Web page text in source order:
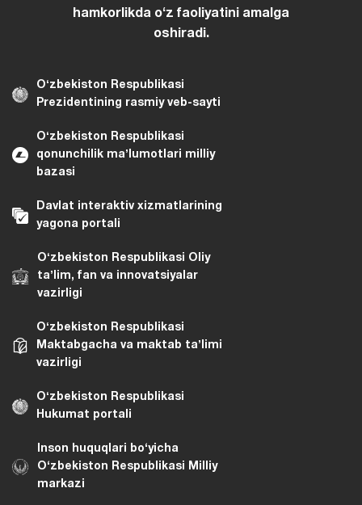
hamkorlikda oʻz faoliyatini amalga
oshiradi.
Oʻzbekiston Respublikasi
Prezidentining rasmiy veb-sayti
Oʻzbekiston Respublikasi
qonunchilik maʼlumotlari milliy
bazasi
Davlat interaktiv xizmatlarining
yagona portali
Oʻzbekiston Respublikasi Oliy
taʼlim, fan va innovatsiyalar
vazirligi
Oʻzbekiston Respublikasi
Maktabgacha va maktab taʼlimi
vazirligi
Oʻzbekiston Respublikasi
Hukumat portali
Inson huquqlari bo‘yicha
O‘zbekiston Respublikasi Milliy
markazi